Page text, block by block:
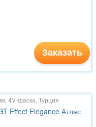
Заказать
4V-фаска, Турция
Effect Elegance Атлас